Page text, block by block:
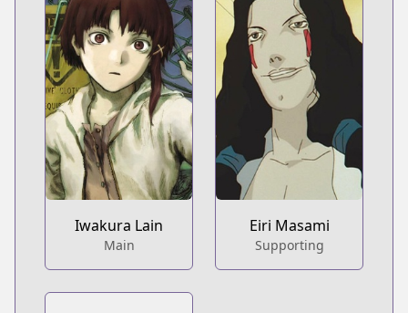
Iwakura Lain
Main
Eiri Masami
Supporting